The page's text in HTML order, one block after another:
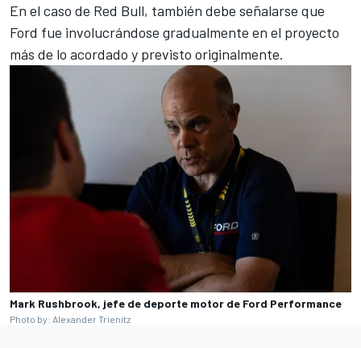
En el caso de Red Bull, también debe señalarse que
Ford fue involucrándose gradualmente en el proyecto
más de lo acordado y previsto originalmente.
Mark Rushbrook, jefe de deporte motor de Ford Performance
Photo by: Alexander Trienitz